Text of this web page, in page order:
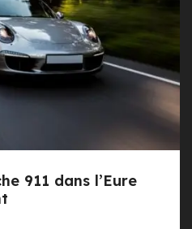
911 dans l’Eure